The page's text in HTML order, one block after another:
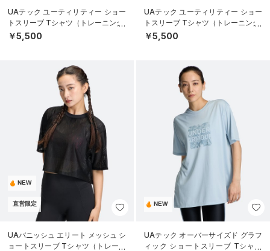
UAテック ユーティリティー ショー
トスリーブ Tシャツ（トレーニング/
MEN）
￥5,500
UAテック ユーティリティー ショー
トスリーブ Tシャツ（トレーニング/
MEN）
￥5,500
NEW
直営限定
UAバニッシュ エリート メッシュ シ
ョートスリーブ Tシャツ（トレーニ
NEW
UAテック オーバーサイズド グラフ
ィック ショートスリーブ Tシャツ